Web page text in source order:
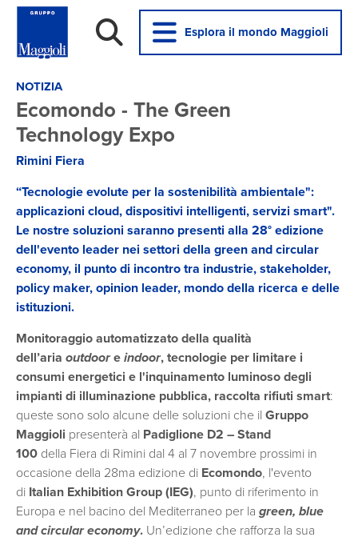
Esplora il mondo Maggioli
NOTIZIA
Ecomondo - The Green
Technology Expo
Rimini Fiera
“Tecnologie evolute per la sostenibilità ambientale":
applicazioni cloud, dispositivi intelligenti, servizi smart".
Le nostre soluzioni saranno presenti alla 28° edizione
dell'evento leader nei settori della green and circular
economy, il punto di incontro tra industrie, stakeholder,
policy maker, opinion leader, mondo della ricerca e delle
istituzioni.
Monitoraggio automatizzato della qualità
dell’aria outdoore indoor, tecnologie per limitare i
consumi energetici e l'inquinamento luminoso degli
impianti di illuminazione pubblica, raccolta rifiuti smart:
queste sono solo alcune delle soluzioni che il Gruppo
Maggioli presenterà al Padiglione D2 – Stand
100 della Fiera di Rimini dal 4 al 7 novembre prossimi in
occasione della 28ma edizione di Ecomondo, l'evento
di Italian Exhibition Group (IEG), punto di riferimento in
Europa e nel bacino del Mediterraneo per la green, blue
and circular economy. Un’edizione che rafforza la sua